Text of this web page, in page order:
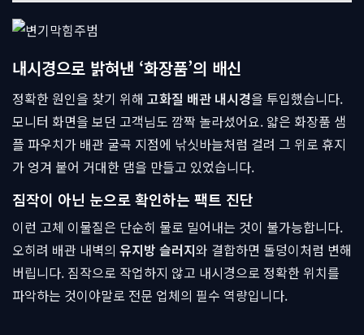
내시경으로 밝혀낸 ‘화장품’의 배신
정확한 원인을 찾기 위해 고화질 배관 내시경을 투입했습니다.
모니터 화면을 보던 고객님도 깜짝 놀라셨어요. 얇은 화장품 샘
플 파우치가 배관 굴곡 지점에 낚싯바늘처럼 걸려 그 위로 휴지
가 엉겨 붙어 거대한 댐을 만들고 있었습니다.
짐작이 아닌 눈으로 확인하는 팩트 진단
이런 고체 이물질은 단순히 물로 밀어내는 것이 불가능합니다.
오히려 배관 내벽의 유지방 슬러지와 결합하면 돌덩이처럼 변해
버립니다. 짐작으로 작업하지 않고 내시경으로 정확한 위치를
파악하는 것이야말로 전문 업체의 필수 역량입니다.